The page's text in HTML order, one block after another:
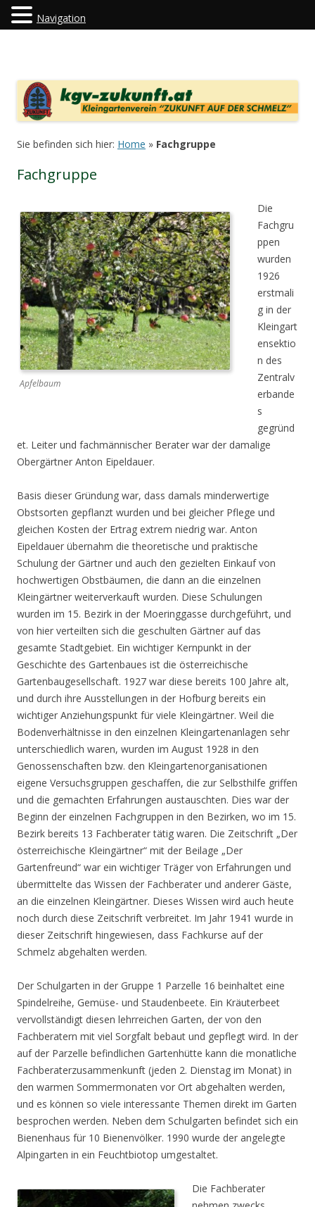
Sie befinden sich hier: Home » Fachgruppe
Fachgruppe
Apfelbaum
Die
Fachgru
ppen
wurden
1926
erstmali
g in der
Kleingart
ensektio
n des
Zentralv
erbande
s
gegründ
et. Leiter und fachmännischer Berater war der damalige
Obergärtner Anton Eipeldauer.
Basis dieser Gründung war, dass damals minderwertige
Obstsorten gepflanzt wurden und bei gleicher Pflege und
gleichen Kosten der Ertrag extrem niedrig war. Anton
Eipeldauer übernahm die theoretische und praktische
Schulung der Gärtner und auch den gezielten Einkauf von
hochwertigen Obstbäumen, die dann an die einzelnen
Kleingärtner weiterverkauft wurden. Diese Schulungen
wurden im 15. Bezirk in der Moeringgasse durchgeführt, und
von hier verteilten sich die geschulten Gärtner auf das
gesamte Stadtgebiet. Ein wichtiger Kernpunkt in der
Geschichte des Gartenbaues ist die österreichische
Gartenbaugesellschaft. 1927 war diese bereits 100 Jahre alt,
und durch ihre Ausstellungen in der Hofburg bereits ein
wichtiger Anziehungspunkt für viele Kleingärtner. Weil die
Bodenverhältnisse in den einzelnen Kleingartenanlagen sehr
unterschiedlich waren, wurden im August 1928 in den
Genossenschaften bzw. den Kleingartenorganisationen
eigene Versuchsgruppen geschaffen, die zur Selbsthilfe griffen
und die gemachten Erfahrungen austauschten. Dies war der
Beginn der einzelnen Fachgruppen in den Bezirken, wo im 15.
Bezirk bereits 13 Fachberater tätig waren. Die Zeitschrift „Der
österreichische Kleingärtner“ mit der Beilage „Der
Gartenfreund“ war ein wichtiger Träger von Erfahrungen und
übermittelte das Wissen der Fachberater und anderer Gäste,
an die einzelnen Kleingärtner. Dieses Wissen wird auch heute
noch durch diese Zeitschrift verbreitet. Im Jahr 1941 wurde in
dieser Zeitschrift hingewiesen, dass Fachkurse auf der
Schmelz abgehalten werden.
Der Schulgarten in der Gruppe 1 Parzelle 16 beinhaltet eine
Spindelreihe, Gemüse- und Staudenbeete. Ein Kräuterbeet
vervollständigt diesen lehrreichen Garten, der von den
Fachberatern mit viel Sorgfalt bebaut und gepflegt wird. In der
auf der Parzelle befindlichen Gartenhütte kann die monatliche
Fachberaterzusammenkunft (jeden 2. Dienstag im Monat) in
den warmen Sommermonaten vor Ort abgehalten werden,
und es können so viele interessante Themen direkt im Garten
besprochen werden. Neben dem Schulgarten befindet sich ein
Bienenhaus für 10 Bienenvölker. 1990 wurde der angelegte
Alpingarten in ein Feuchtbiotop umgestaltet.
Die Fachberater
Navigation